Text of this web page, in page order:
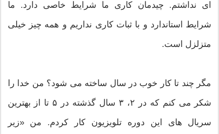
ای نداشتم. چیدمان کاری ما شرایط خاصی دارد. ما
شرایط استاندارد و با ثبات کاری نداریم و همه چیز خیلی
متزلزل است.
مگر چند تا کار خوب در سال ساخته می شود؟ من خدا را
شکر می کنم که در ۲، ۳ سال گذشته در ۵ تا از بهترین
سریال های این دوره تلویزیون کار کردم. من «زیر